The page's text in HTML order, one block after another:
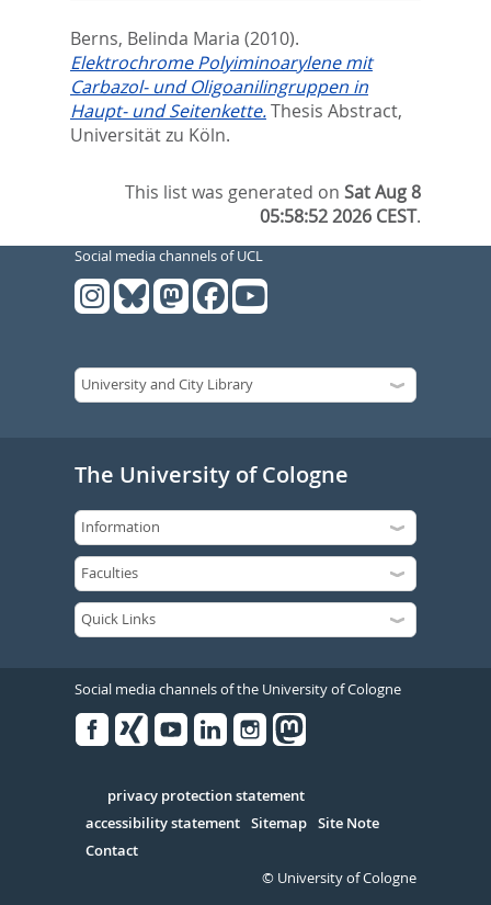
Berns, Belinda Maria (2010).
Elektrochrome Polyiminoarylene mit
Carbazol- und Oligoanilingruppen in
Haupt- und Seitenkette.Thesis Abstract,
Universität zu Köln.
This list was generated onSat Aug 8
05:58:52 2026 CEST.
Social media channels of UCL
The University of Cologne
Social media channels of the University of Cologne
Serivce
privacy protection statement
accessibility statement Sitemap Site Note
Contact
© University of Cologne